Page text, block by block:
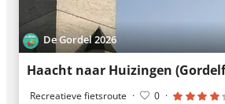
De Gordel 2026
Haacht naar Huizingen
Recreatieve fietsroute · 0 ·